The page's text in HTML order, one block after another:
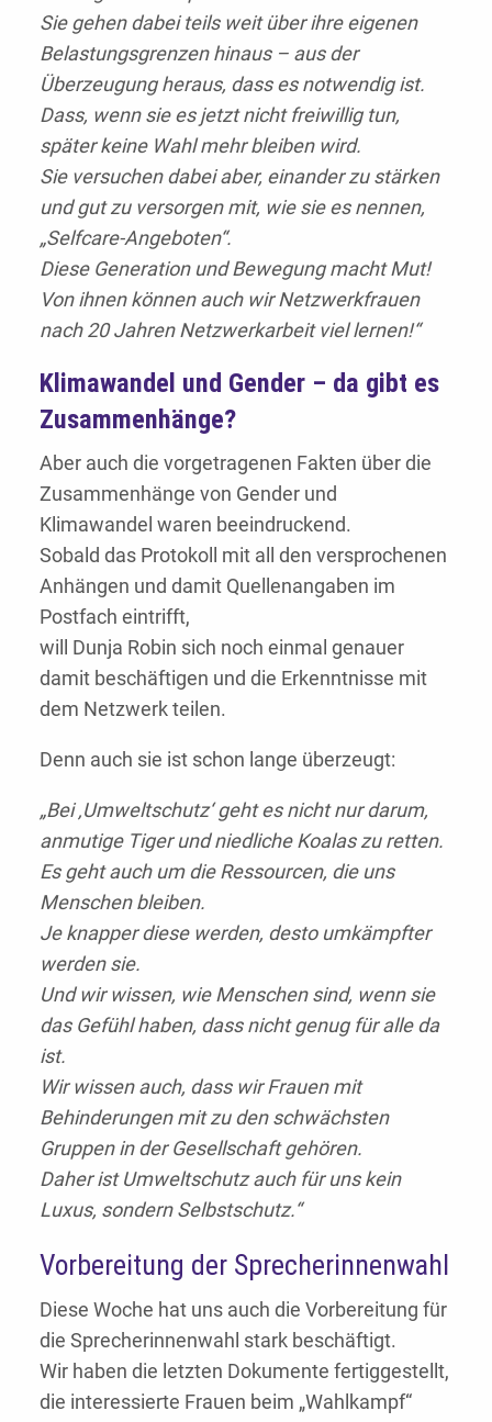
Sie gehen dabei teils weit über ihre eigenen
Belastungsgrenzen hinaus – aus der
Überzeugung heraus, dass es notwendig ist.
Dass, wenn sie es jetzt nicht freiwillig tun,
später keine Wahl mehr bleiben wird.
Sie versuchen dabei aber, einander zu stärken
und gut zu versorgen mit, wie sie es nennen,
„Selfcare-Angeboten“.
Diese Generation und Bewegung macht Mut!
Von ihnen können auch wir Netzwerkfrauen
nach 20 Jahren Netzwerkarbeit viel lernen!“
Klimawandel und Gender – da gibt es
Zusammenhänge?
Aber auch die vorgetragenen Fakten über die
Zusammenhänge von Gender und
Klimawandel waren beeindruckend.
Sobald das Protokoll mit all den versprochenen
Anhängen und damit Quellenangaben im
Postfach eintrifft,
will Dunja Robin sich noch einmal genauer
damit beschäftigen und die Erkenntnisse mit
dem Netzwerk teilen.
Denn auch sie ist schon lange überzeugt:
„Bei ‚Umweltschutz‘ geht es nicht nur darum,
anmutige Tiger und niedliche Koalas zu retten.
Es geht auch um die Ressourcen, die uns
Menschen bleiben.
Je knapper diese werden, desto umkämpfter
werden sie.
Und wir wissen, wie Menschen sind, wenn sie
das Gefühl haben, dass nicht genug für alle da
ist.
Wir wissen auch, dass wir Frauen mit
Behinderungen mit zu den schwächsten
Gruppen in der Gesellschaft gehören.
Daher ist Umweltschutz auch für uns kein
Luxus, sondern Selbstschutz.“
Vorbereitung der Sprecherinnenwahl
Diese Woche hat uns auch die Vorbereitung für
die Sprecherinnenwahl stark beschäftigt.
Wir haben die letzten Dokumente fertiggestellt,
die interessierte Frauen beim „Wahlkampf“